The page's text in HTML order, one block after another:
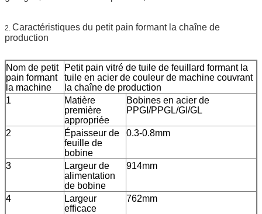
2. Caractéristiques du petit pain formant la chaîne de
production
Nom de petit
pain formant
la machine
Petit pain vitré de tuile de feuillard formant la
tuile en acier de couleur de machine couvrant
la chaîne de production
1
Matière
première
appropriée
Bobines en acier de
PPGI/PPGL/GI/GL
2
Épaisseur de
feuille de
bobine
0.3-0.8mm
3
Largeur de
alimentation
de bobine
914mm
4
Largeur
efficace
762mm